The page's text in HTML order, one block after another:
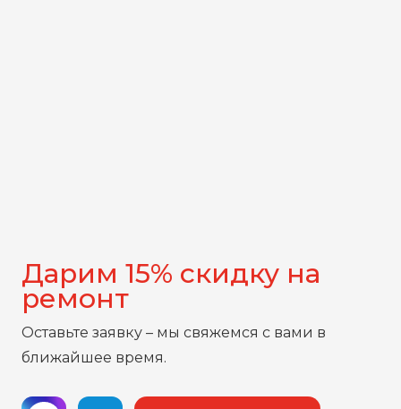
Дарим 15% скидку на
ремонт
Оставьте заявку – мы свяжемся с вами в
ближайшее время.